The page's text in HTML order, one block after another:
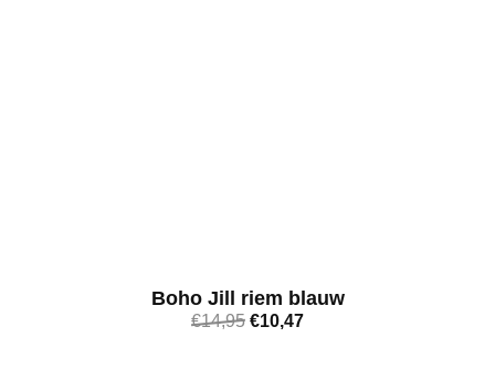
Boho Jill riem blauw
€14,95 €10,47